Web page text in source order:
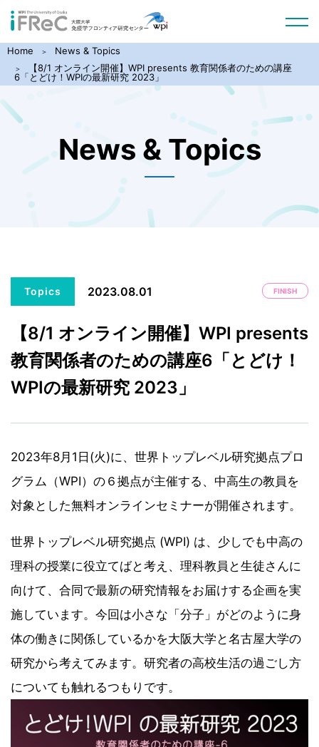
Home
News & Topics
【8/1 オンライン開催】WPI presents 教育関係者のための講座
6「とどけ！WPIの最新研究 2023」
News & Topics
Topics 2023.08.01
【8/1 オンライン開催】WPI presents
教育関係者のための講座6「とどけ！
WPIの最新研究 2023」
FINISH
2023年8月1日(火)に、世界トップレベル研究拠点プロ
グラム（WPI）の６拠点が主催する、中高生の教員を
対象とした無料オンラインセミナーが開催されます。
世界トップレベル研究拠点 (WPI) は、少しでも中高の
理科の授業に役立てばと考え、理科教員と生徒さんに
向けて、合同で最新の研究情報をお届けする企画を実
施しています。今回は小さな「分子」がどのように身
体の働きに関係しているかを大阪大学と名古屋大学の
研究から考えてみます。研究者の高校生活の過ごし方
についても触れるつもりです。